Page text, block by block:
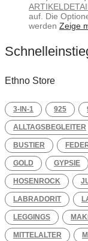
auf. Die
werden Zeige
Ethno Store
3-IN-1 925
ALLTAGSBEGLEITER
BUSTIER
GOLD GYPSIE
HOSENROCK
LABRADORIT
LEGGINGS
MITTELALTER